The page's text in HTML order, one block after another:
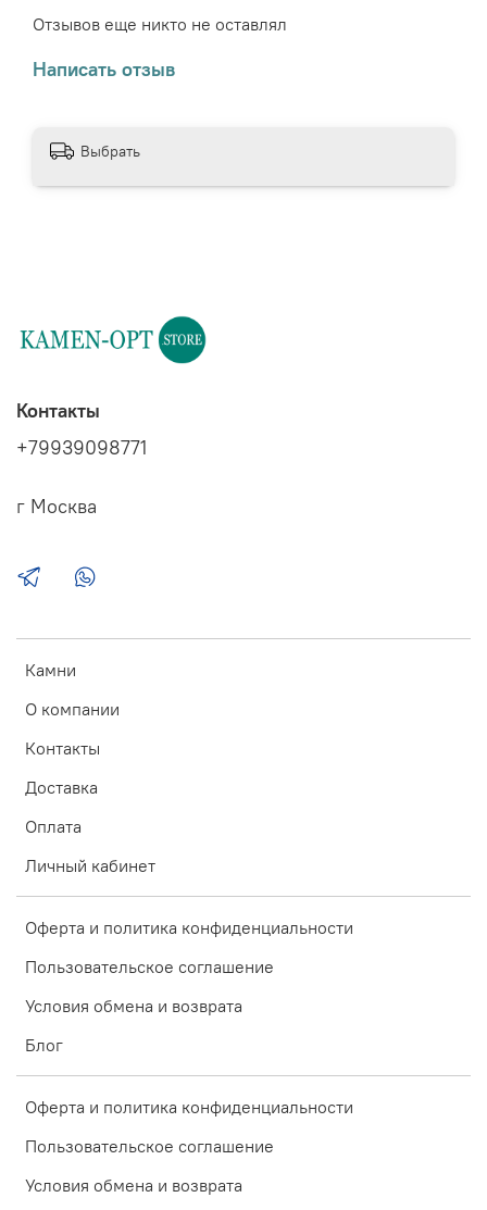
Отзывов еще никто не оставлял
Написать отзыв
Выбрать
Камни
О компании
Контакты
Доставка
Оплата
Личный кабинет
Оферта и политика конфиденциальности
Пользовательское соглашение
Условия обмена и возврата
Блог
Оферта и политика конфиденциальности
Пользовательское соглашение
Условия обмена и возврата
Контакты
+79939098771
г Москва